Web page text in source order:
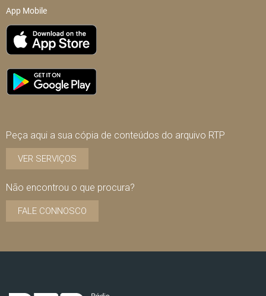
App Mobile
Peça aqui a sua cópia de conteúdos do arquivo RTP
VER SERVIÇOS
Não encontrou o que procura?
FALE CONNOSCO